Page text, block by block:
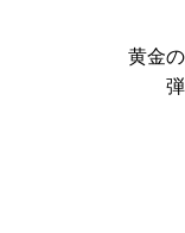
黄金